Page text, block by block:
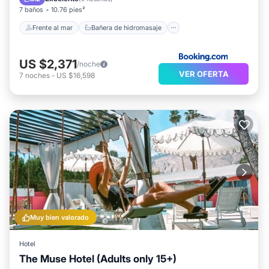
7 baños 10.76 pies²
Frente al mar Bañera de hidromasaje
US $2,371/noche
7 noches - US $16,598 VER OFERTA
Muy bien valorado
Hotel
The Muse Hotel (Adults only 15+)